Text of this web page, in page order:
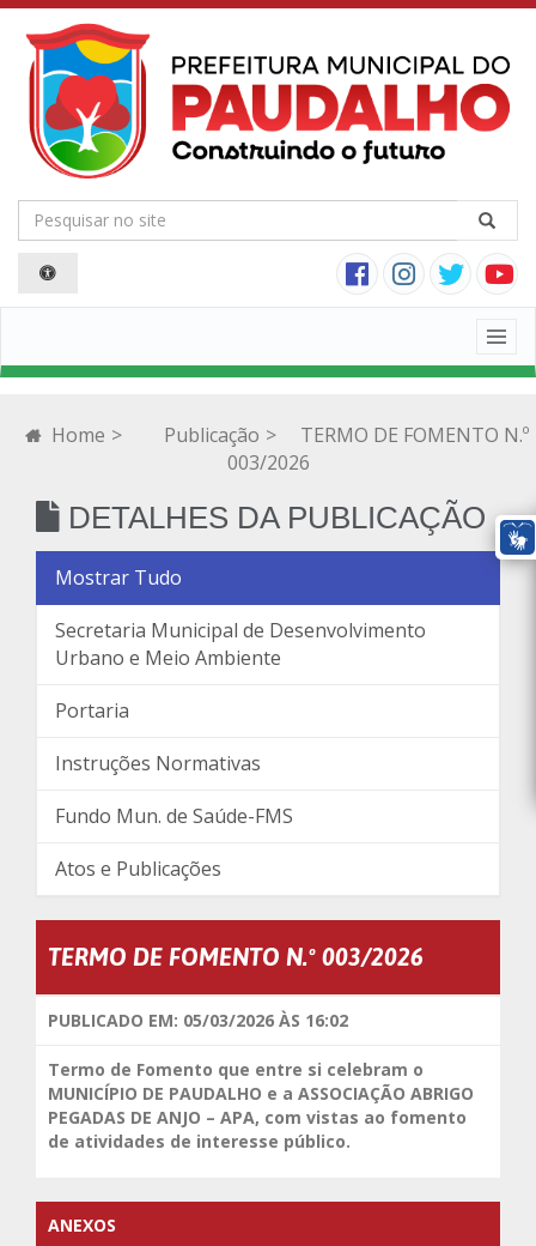
Home > Publicação >
TERMO DE FOMENTO N.º
003/2026
DETALHES DA PUBLICAÇÃO
Mostrar Tudo
Secretaria Municipal de Desenvolvimento
Urbano e Meio Ambiente
Portaria
Instruções Normativas
Fundo Mun. de Saúde-FMS
Atos e Publicações
TERMO DE FOMENTO N.º 003/2026
PUBLICADO EM: 05/03/2026 ÀS 16:02
Termo de Fomento que entre si celebram o
MUNICÍPIO DE PAUDALHO e a ASSOCIAÇÃO ABRIGO
PEGADAS DE ANJO – APA, com vistas ao fomento
de atividades de interesse público.
ANEXOS